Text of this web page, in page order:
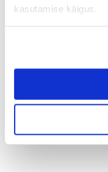
kasutamise käigus.
Leia